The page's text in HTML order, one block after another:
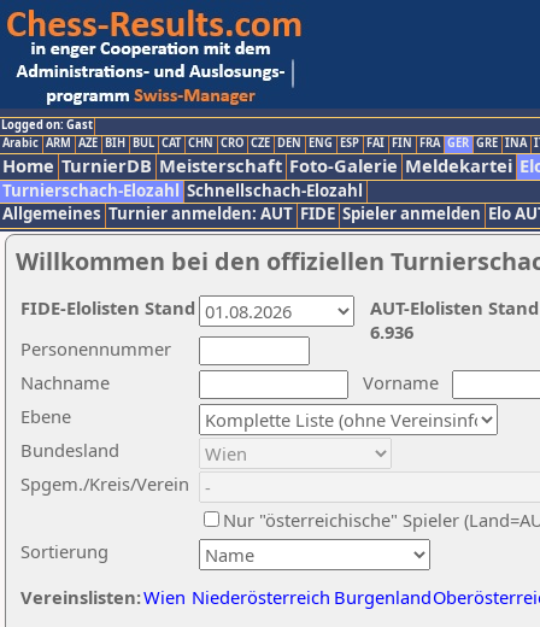
Logged on: Gast
Arabic ARM AZE BIH BUL CAT CHN CRO CZE DEN ENG ESP FAI FIN FRA GER GRE INA
Home TurnierDB Meisterschaft Foto-Galerie Meldekartei
Turnierschach-Elozahl Schnellschach-Elozahl
Allgemeines Turnier anmelden: AUT FIDE Spieler anmelden Elo
Willkommen bei den offiziellen
Nachname
Vorname
Ebene
Sortierung
Personennummer
Bundesland
Spgem./Kreis/Verein
Nur "österreichische" Spieler
Vereinslisten:Wien Niederösterreich Burgenland
AUT-Elolisten
6.936
FIDE-Elolisten Stand